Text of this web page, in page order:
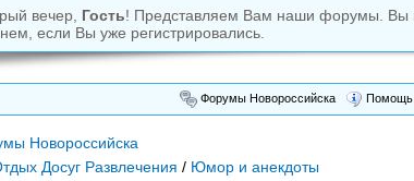
вечер, Гость! Представляем Вам наши форумы. Вы
если Вы уже регистрировались.
Форумы Новороссийска Помощь
Новороссийска
Досуг Развлечения / Юмор и анекдоты